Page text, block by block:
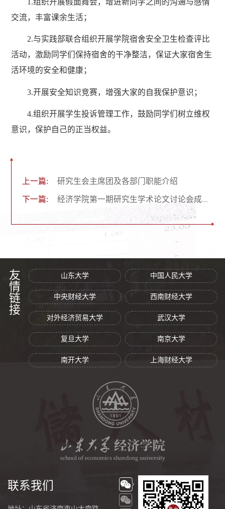
1.组织开展假面舞会，增进新同学之间的沟通与感情
交流，丰富课余生活；
2.与实践部联合组织开展学院宿舍安全卫生检查评比
活动，激励同学们保持宿舍的干净整洁，保证大家宿舍生
活环境的安全和健康；
3.开展安全知识竞赛，增强大家的自我保护意识；
4.组织开展学生投诉管理工作，鼓励同学们树立维权
意识，保护自己的正当权益。
上一篇: 研究生会主席团及各部门职能介绍
下一篇: 经济学院第一期研究生学术论文讨论会成功举办
友情链接 山东大学 中国人民大学
中央财经大学 西南财经大学
对外经济贸易大学 武汉大学
复旦大学 南京大学
南开大学 上海财经大学
联系我们